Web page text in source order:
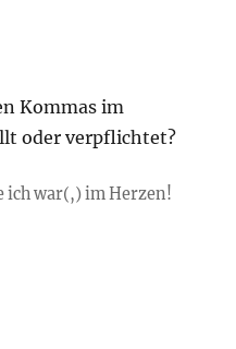
Kommas im
oder verpflichtet?
ich war(,) im Herzen!